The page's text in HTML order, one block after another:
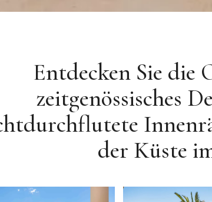
Entdecken Sie die
zeitgenössisches
der Küste